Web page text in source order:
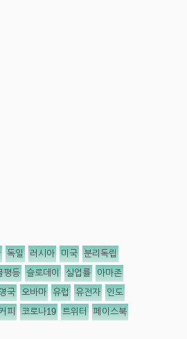
독일 러시아 미국 분리독립
평등 슬로데이 실업률 아마존
국 오바마 유럽 유전자 인도
피 코로나19 트위터 페이스북